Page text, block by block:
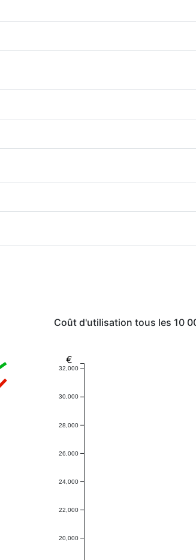
Coût d'utilisation tous les 10
20,000
22,000
24,000
26,000
28,000
30,000
32,000
€